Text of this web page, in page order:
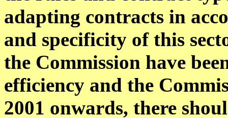
adapting contracts in
and specificity of this
the Commission have
efficiency and the
2001 onwards, there